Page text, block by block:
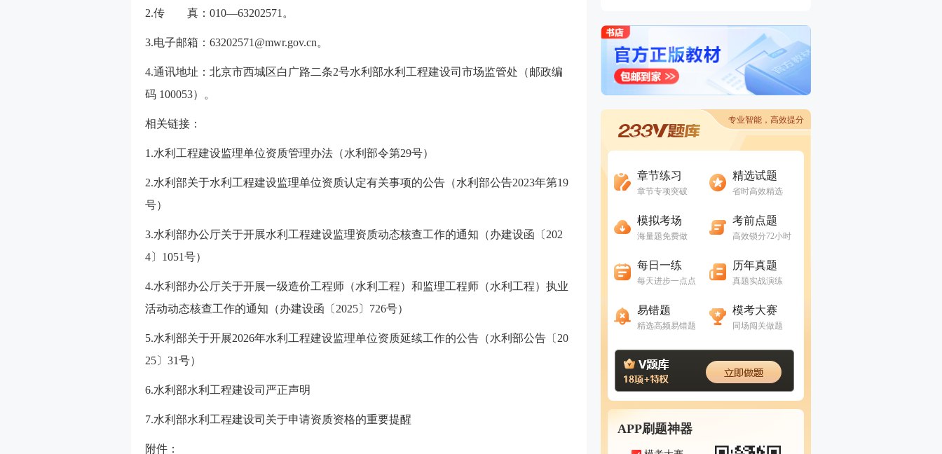
2.传 真：010—63202571。
3.电子邮箱：63202571@mwr.gov.cn。
4.通讯地址：北京市西城区白广路二条2号水利部水利工程建设司市场监管处（邮政编
码 100053）。
相关链接：
1.水利工程建设监理单位资质管理办法（水利部令第29号）
2.水利部关于水利工程建设监理单位资质认定有关事项的公告（水利部公告2023年第19
号）
3.水利部办公厅关于开展水利工程建设监理资质动态核查工作的通知（办建设函〔202
4〕1051号）
4.水利部办公厅关于开展一级造价工程师（水利工程）和监理工程师（水利工程）执业
活动动态核查工作的通知（办建设函〔2025〕726号）
5.水利部关于开展2026年水利工程建设监理单位资质延续工作的公告（水利部公告〔20
25〕31号）
6.水利部水利工程建设司严正声明
7.水利部水利工程建设司关于申请资质资格的重要提醒
附件：
专业智能，高效提分
章节练习
章节专项突破
精选试题
省时高效精选
模拟考场
海量题免费做
考前点题
高效锁分72小时
每日一练
每天进步一点点
历年真题
真题实战演练
易错题
精选高频易错题
模考大赛
同场闯关做题
APP刷题神器